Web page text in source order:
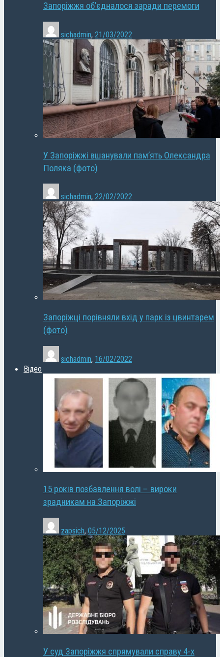
Запоріжжя об’єдналося заради перемоги
sichadmin, 21/03/2022
У Запоріжжі вшанували пам’ять Олександра
Поляка (фото)
sichadmin, 22/02/2022
Запоріжці порівняли вхід у парк із цвинтарем
(фото)
sichadmin, 16/02/2022
Відео
15 років позбавлення волі – вироки
зрадникам на Запоріжжі
zapsich, 05/12/2025
У суд Запоріжжя спрямували справу 4-х